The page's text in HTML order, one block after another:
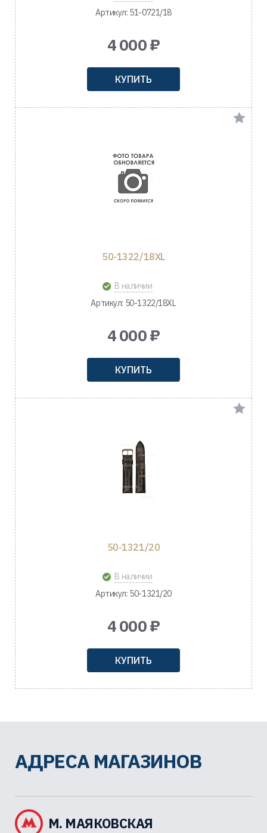
Артикул: 51-0721/18
4 000 ₽
КУПИТЬ
50-1322/18XL
В наличии
Артикул: 50-1322/18XL
4 000 ₽
КУПИТЬ
50-1321/20
В наличии
Артикул: 50-1321/20
4 000 ₽
КУПИТЬ
АДРЕСА МАГАЗИНОВ
М. МАЯКОВСКАЯ